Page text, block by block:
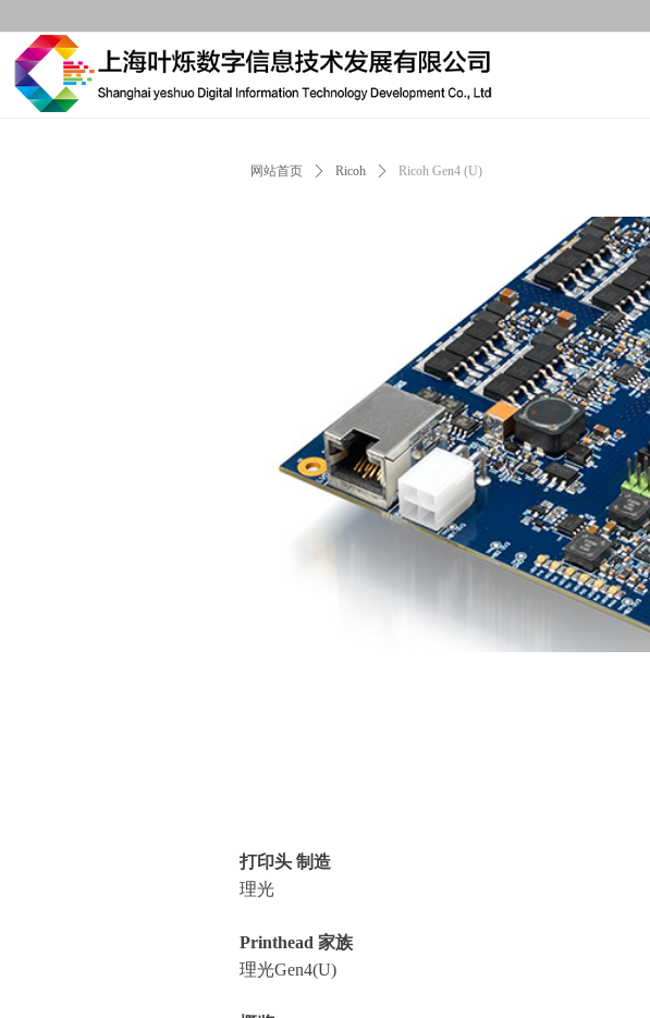
网站首页 ꄲ Ricoh ꄲ Ricoh Gen4 (U)
打印头 制造
理光
Printhead 家族
理光Gen4(U)